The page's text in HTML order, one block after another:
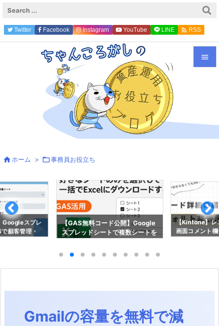


前へ
検索
Twitter Facebook Instagram YouTube LINE  RSS
ホーム > 事務員お役立ち
Googleスプレ
顧客管理・
【GAS無料コード公開】Google
スプレッドシートで複数シートを
【Kintone】レ
画面コメント
Gmailの容量を無料で減